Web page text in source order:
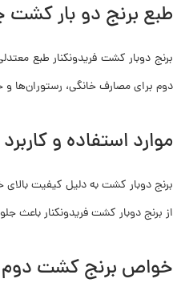
طبع برنج دو بار
برنج دوبار کشت فریدونکنار طبع
دوم برای مصارف خانگی، رستوران‌ها
موارد استفاده و
برنج دوبار کشت به دلیل کیفیت
از برنج دوبار کشت فریدونکنار
خواص برنج کشت دوم